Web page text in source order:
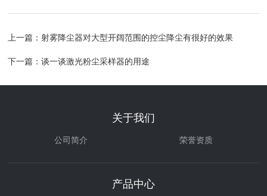
上一篇：射雾降尘器对大型开阔范围的控尘降尘有很好的效果
下一篇：谈一谈激光粉尘采样器的用途
关于我们
公司简介 荣誉资质
产品中心